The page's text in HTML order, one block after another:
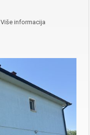
Više informacija